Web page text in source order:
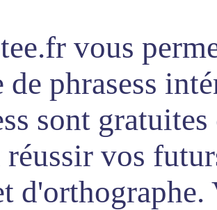
vous
de phrasess
sont
vos
d'orthographe.